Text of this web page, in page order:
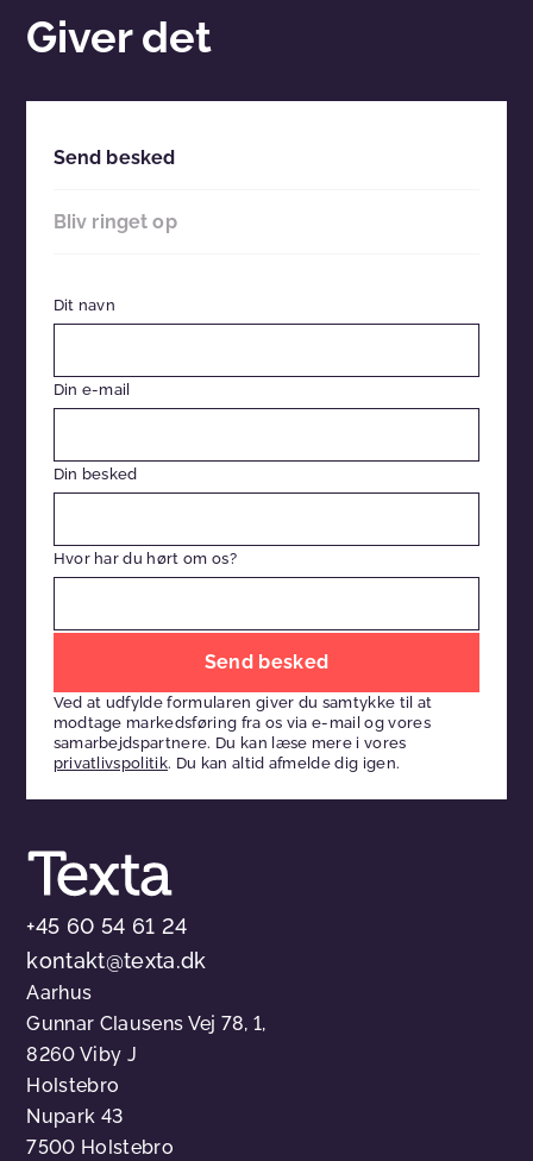
Giver det
Send besked
Bliv ringet op
Dit navn
Din e-mail
Din besked
Hvor har du hørt om os?
dette
felt
tomt
Ved at udfylde formularen giver du samtykke til at
modtage markedsføring fra os via e-mail og vores
samarbejdspartnere. Du kan læse mere i vores
privatlivspolitik. Du kan altid afmelde dig igen.
+45 60 54 61 24
kontakt@texta.dk
Aarhus
Gunnar Clausens Vej 78, 1,
8260 Viby J
Holstebro
Nupark 43
7500 Holstebro